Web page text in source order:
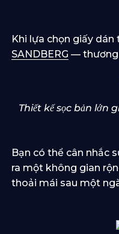
Khi lựa chọn giấy
SANDBERG — thương
Thiết kế sọc bản
Bạn có thể cân nhắc
ra một không gian
thoải mái sau một